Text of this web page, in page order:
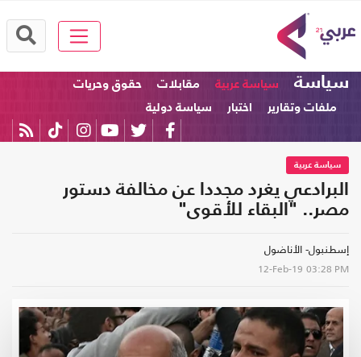
سياسة سياسة عربية مقابلات
حقوق وحريات
ملفات وتقارير
اختبار سياسة دولية
سياسة عربية
البرادعي يغرد مجددا عن مخالفة دستور
مصر.. "البقاء للأقوى"
إسطنبول- الأناضول
12-Feb-19 03:28 PM